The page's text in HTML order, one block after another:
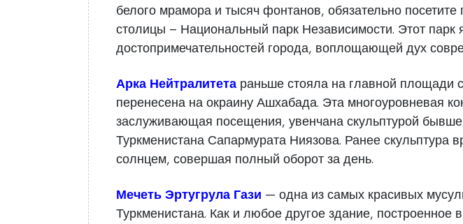
белого мрамора и тысяч фонтанов, обязательно посетите
столицы – Национальный парк Независимости. Этот парк
достопримечательностей города, воплощающей дух
Арка Нейтралитета раньше стояла на главной площади
перенесена на окраину Ашхабада. Эта многоуровневая
заслуживающая посещения, увенчана скульптурой
Туркменистана Сапармурата Ниязова. Ранее скульптура
солнцем, совершая полный оборот за день.
Мечеть Эртугрула Гази — одна из самых красивых
Туркменистана. Как и любое другое здание, построенное